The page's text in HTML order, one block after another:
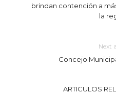
brindan contención a
la
Next
Concejo
ARTICULOS